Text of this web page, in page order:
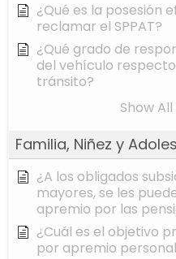
¿Qué es la posesión
reclamar el SPPAT?
¿Qué grado de
del vehículo
tránsito?
Show
Familia, Niñez y
¿A los obligados
mayores, se les
apremio por las
¿Cuál es el objetivo
por apremio